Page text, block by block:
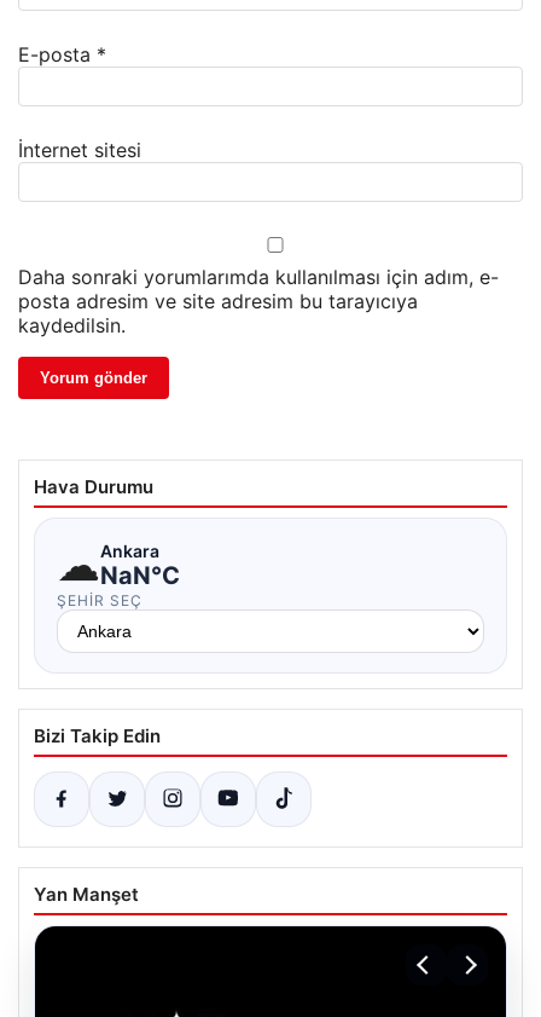
E-posta *
İnternet sitesi
Daha sonraki yorumlarımda kullanılması için adım, e-
posta adresim ve site adresim bu tarayıcıya
kaydedilsin.
Hava Durumu
☁Ankara
NaN°C
ŞEHIR SEÇ
Bizi Takip Edin
Yan Manşet